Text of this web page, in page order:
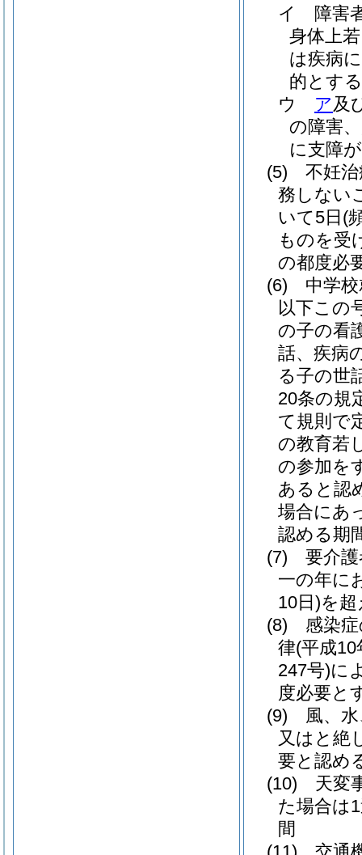
イ
障害
身体上
は疾病
的とす
ウ
ア及
の障害
に支障
(5)
不妊
務しない
いて5日 (
ものを受
の都度必
(6)
中学
以下この
の子の看
話、疾病
る子の世
20条の規
て規則で
の教育若
の参加を
あると認
場合にあ
認める期
(7)
要介
一の年に
10日)を
(8)
感染
律(平成10
247号)に
度必要と
(9)
風、
又はと絶
要と認め
(10)
天変
た場合は
間